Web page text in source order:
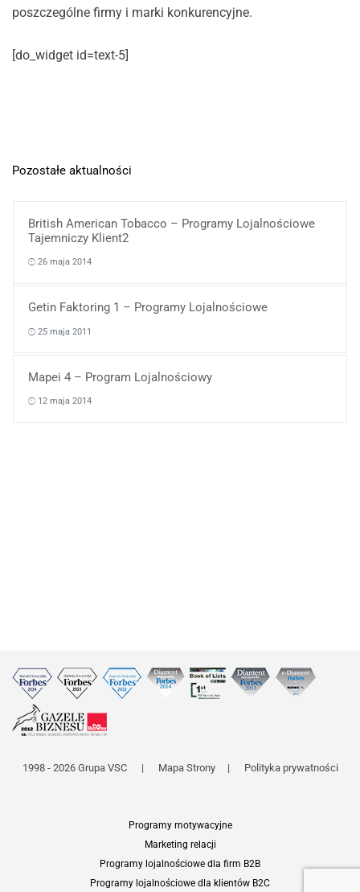
poszczególne firmy i marki konkurencyjne.
[do_widget id=text-5]
Pozostałe aktualności
British American Tobacco – Programy Lojalnościowe
Tajemniczy Klient2
26 maja 2014
Getin Faktoring 1 – Programy Lojalnościowe
25 maja 2011
Mapei 4 – Program Lojalnościowy
12 maja 2014
1998 - 2026 Grupa VSC | Mapa Strony | Polityka prywatności
Programy motywacyjne
Marketing relacji
Programy lojalnościowe dla firm B2B
Programy lojalnościowe dla klientów B2C